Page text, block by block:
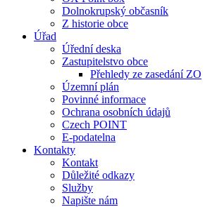
Dolnokrupský občasník
Z historie obce
Úřad
Úřední deska
Zastupitelstvo obce
Přehledy ze zasedání ZO
Územní plán
Povinné informace
Ochrana osobních údajů
Czech POINT
E-podatelna
Kontakty
Kontakt
Důležité odkazy
Služby
Napište nám